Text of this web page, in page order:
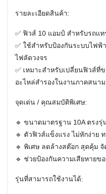
รายละเอียดสินค้า:
✅ ฟิวส์ 10 แอมป์ สำหรับรถแท
✅ ใช้สำหรับป้องกันระบบไฟฟ้
ไฟลัดวงจร
✅ เหมาะสำหรับเปลี่ยนฟิวส์ที่
อะไหล่สำรองในงานภาคสนาม
จุดเด่น / คุณสมบัติพิเศษ:
🔹 ขนาดมาตรฐาน 10A ตรงรุ่
🔹 ตัวฟิวส์แข็งแรง ไม่หักง่าย
🔹 พิเศษ ลดล้างสต๊อก สุดคุ้ม จั
🔹 ช่วยป้องกันความเสียหายข
รุ่นที่สามารถใช้งานได้: